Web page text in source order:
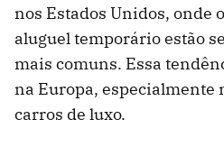
nos Estados Unidos, onde
aluguel temporário estão
mais comuns. Essa
na Europa, especialmente
carros de luxo.